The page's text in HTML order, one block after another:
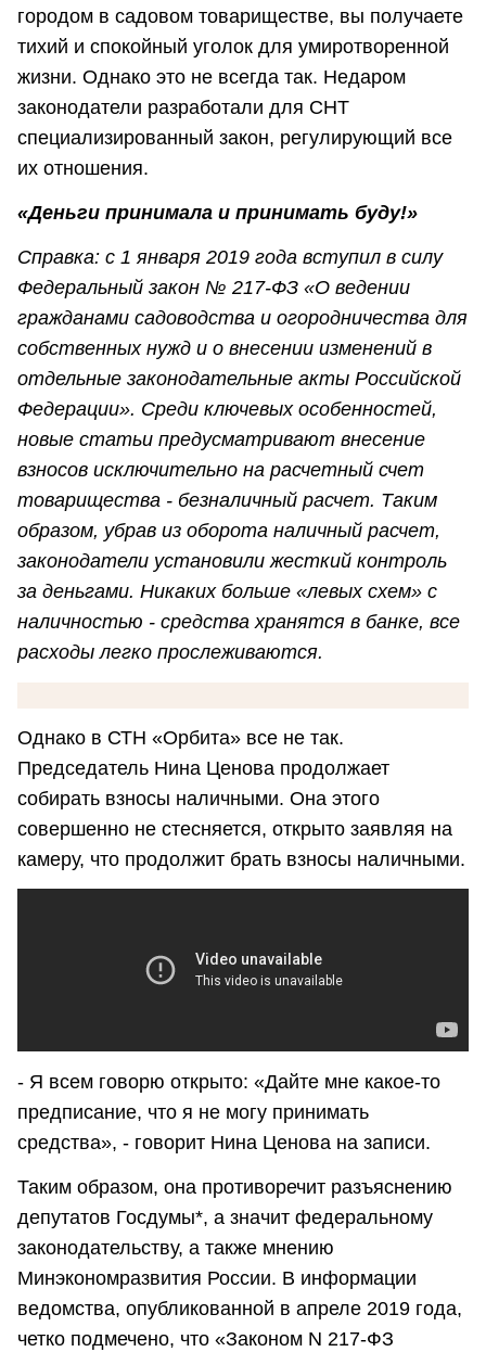
городом в садовом товариществе, вы получаете
тихий и спокойный уголок для умиротворенной
жизни. Однако это не всегда так. Недаром
законодатели разработали для СНТ
специализированный закон, регулирующий все
их отношения.
«Деньги принимала и принимать буду!»
Справка: с 1 января 2019 года вступил в силу
Федеральный закон № 217-ФЗ «О ведении
гражданами садоводства и огородничества для
собственных нужд и о внесении изменений в
отдельные законодательные акты Российской
Федерации». Среди ключевых особенностей,
новые статьи предусматривают внесение
взносов исключительно на расчетный счет
товарищества - безналичный расчет. Таким
образом, убрав из оборота наличный расчет,
законодатели установили жесткий контроль
за деньгами. Никаких больше «левых схем» с
наличностью - средства хранятся в банке, все
расходы легко прослеживаются.
Однако в СТН «Орбита» все не так.
Председатель Нина Ценова продолжает
собирать взносы наличными. Она этого
совершенно не стесняется, открыто заявляя на
камеру, что продолжит брать взносы наличными.
- Я всем говорю открыто: «Дайте мне какое-то
предписание, что я не могу принимать
средства», - говорит Нина Ценова на записи.
Таким образом, она противоречит разъяснению
депутатов Госдумы*, а значит федеральному
законодательству, а также мнению
Минэкономразвития России. В информации
ведомства, опубликованной в апреле 2019 года,
четко подмечено, что «Законом N 217-ФЗ